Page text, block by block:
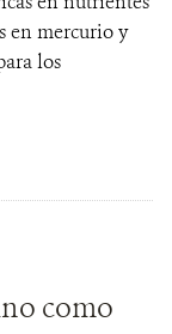
en mercurio y
los
como